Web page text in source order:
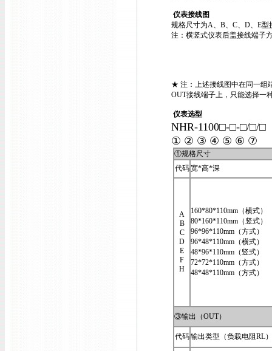
仪表接线图
规格尺寸为A、B、C、D、E型
注：横竖式仪表后盖接线端子
★ 注：上述接线图中在同一组
OUT接线端子上，只能选择一
仪表选型
NHR-1100□-□-□/□/□
① ② ③ ④ ⑤ ⑥ ⑦
①规格尺寸
代码宽*高*深
A
B
C
D
E
F
H
160*80*110mm（横式）
80*160*110mm（竖式）
96*96*110mm（方式）
96*48*110mm（横式）
48*96*110mm（竖式）
72*72*110mm（方式）
48*48*110mm（方式）
③输出（OUT）
代码输出类型（负载电阻RL）